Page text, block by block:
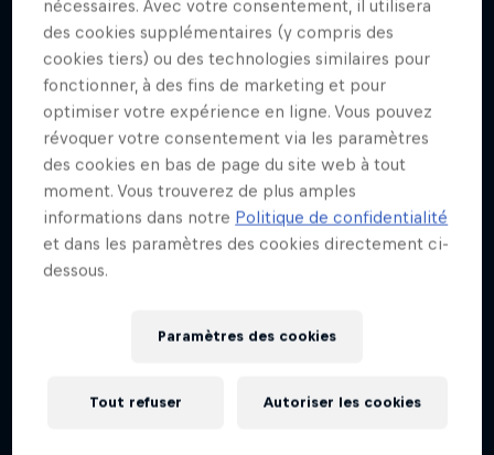
Surf Sessions
À l’abordage des grandes vagues les plus
nécessaires. Avec votre consentement, il utilisera
des cookies supplémentaires (y compris des
cookies tiers) ou des technologies similaires pour
fonctionner, à des fins de marketing et pour
optimiser votre expérience en ligne. Vous pouvez
révoquer votre consentement via les paramètres
des cookies en bas de page du site web à tout
moment. Vous trouverez de plus amples
informations dans notre Politique de confidentialité
et dans les paramètres des cookies directement ci-
dessous.
Paramètres des cookies
Tout refuser Autoriser les cookies